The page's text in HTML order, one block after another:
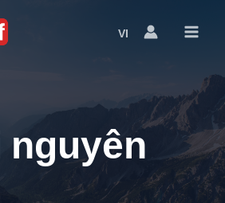
VILanguage
nguyên